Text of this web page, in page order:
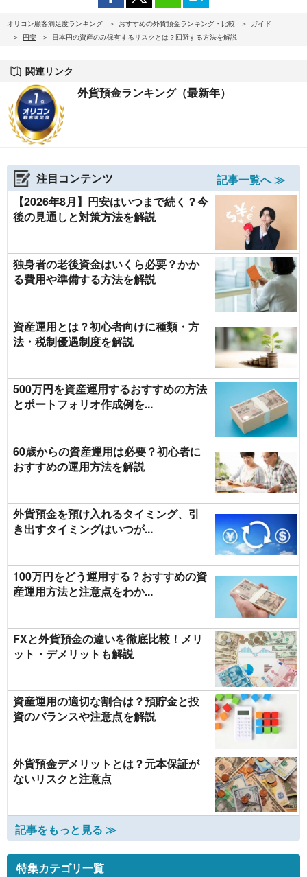
オリコン顧客満足度ランキング おすすめの外貨預金ランキング・比較
ガイド
円安
日本円の資産のみ保有するリスクとは？回避する方法を解説
関連リンク
外貨預金ランキング（最新年）
注目コンテンツ
記事一覧へ ≫
【2026年8月】円安はいつまで続く？今
後の見通しと対策方法を解説
独身者の老後資金はいくら必要？かか
る費用や準備する方法を解説
資産運用とは？初心者向けに種類・方
法・税制優遇制度を解説
500万円を資産運用するおすすめの方法
とポートフォリオ作成例を...
60歳からの資産運用は必要？初心者に
おすすめの運用方法を解説
外貨預金を預け入れるタイミング、引
き出すタイミングはいつが...
100万円をどう運用する？おすすめの資
産運用方法と注意点をわか...
FXと外貨預金の違いを徹底比較！メリ
ット・デメリットも解説
資産運用の適切な割合は？預貯金と投
資のバランスや注意点を解説
外貨預金デメリットとは？元本保証が
ないリスクと注意点
記事をもっと見る ≫
特集カテゴリ一覧